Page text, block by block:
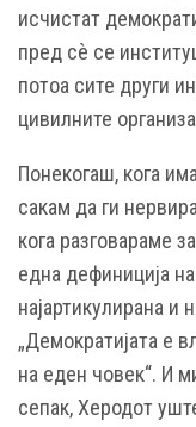
исчистат
пред сѐ се
потоа сите други
цивилните
Понекогаш, кога
сакам да ги
кога разговараме
една дефиниција
најартикулирана и
„Демократијата е
на еден човек“. И
сепак, Херодот